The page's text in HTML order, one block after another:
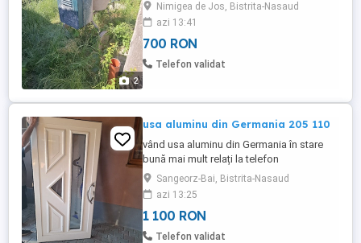
2
Nimigea de Jos, Bistrita-Nasaud
azi 13:41
700 RON
Telefon validat
usa aluminu din Germania 205 110
vând usa aluminu din Germania în stare
bună mai mult relați la telefon
Sangeorz-Bai, Bistrita-Nasaud
azi 13:25
1 100 RON
Telefon validat